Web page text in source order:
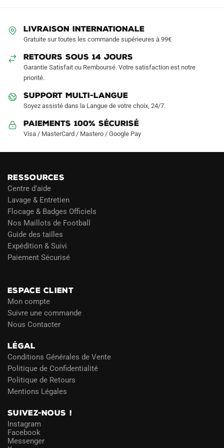
choisies
la
page
produit
LIVRAISON INTERNATIONALE
Gratuite sur toutes les commande supérieures à 99€
RETOURS SOUS 14 JOURS
Garantie Satisfait ou Remboursé. Votre satisfaction est notre
priorité.
SUPPORT MULTI-LANGUE
Soyez assisté dans la Langue de votre choix, 24/7.
Paiements 100% Sécurisé
Visa / MasterCard / Mastero / Google Pay
RESSOURCES
Centre d’aide
Lavage & Entretien
Flocage & Badges Officiels
Nos Maillots de Football
Guide des tailles
Expédition & Suivi
Paiement Sécurisé
ESPACE CLIENT
Mon compte
Suivre une commande
Nous Contacter
LÉGAL
Conditions Générales de Vente
Politique de Confidentialité
Politique de Retours
Mentions Légales
SUIVEZ-NOUS !
Instagram
Facebook
Messenger